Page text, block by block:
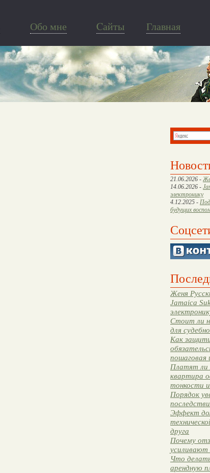
Обо мне Cайты Главная
21.06.2026 -
14.06.2026 -
электронику
4.12.2025 -
будущих
Женя
Jamaica
Стоит ли
для
Как
пошаговая
Платят ли
квартира
тонкости
Порядок
Эффект
друга
Почему
Что
арендную